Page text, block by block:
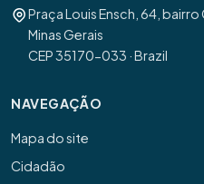
Praça Louis Ensch, 64,
Minas Gerais
CEP 35170-033 · Brazil
NAVEGAÇÃO
Mapa do site
Cidadão